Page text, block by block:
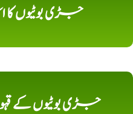
جڑی بوٹیوں کا
جڑی بوٹیوں کے